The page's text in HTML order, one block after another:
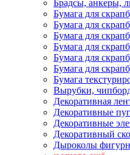
Брадсы, анкеры,
Бумага для
Бумага для
Бумага для
Бумага для
Бумага для
Бумага для
Бумага
Вырубки,
Декоративная
Декоративные
Декоративные
Декоративный
Дыроколы